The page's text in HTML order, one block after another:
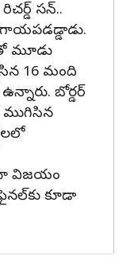
సన్..
మూడు
16 మంది
బోర్డర్
ముగిసిన
విజయం
కూడా